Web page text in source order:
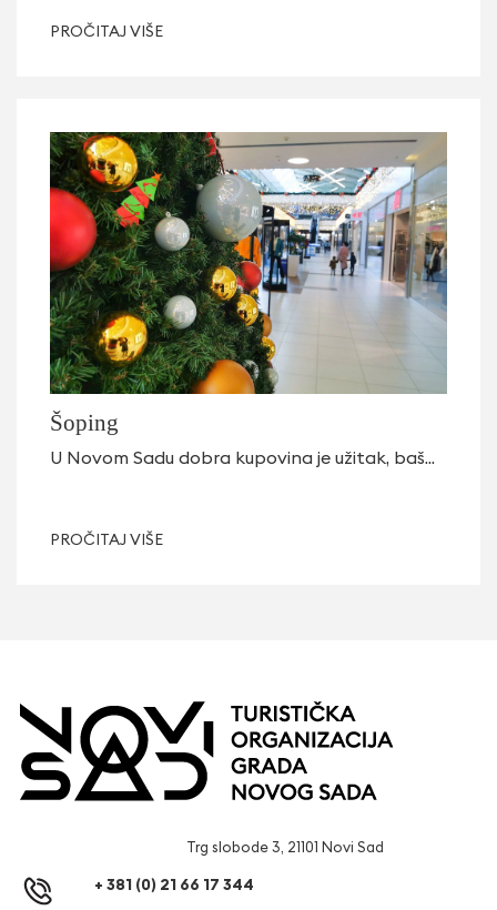
PROČITAJ VIŠE
Šoping
U Novom Sadu dobra kupovina je užitak, baš...
PROČITAJ VIŠE
Trg slobode 3, 21101 Novi Sad
+ 381 (0) 21 66 17 344